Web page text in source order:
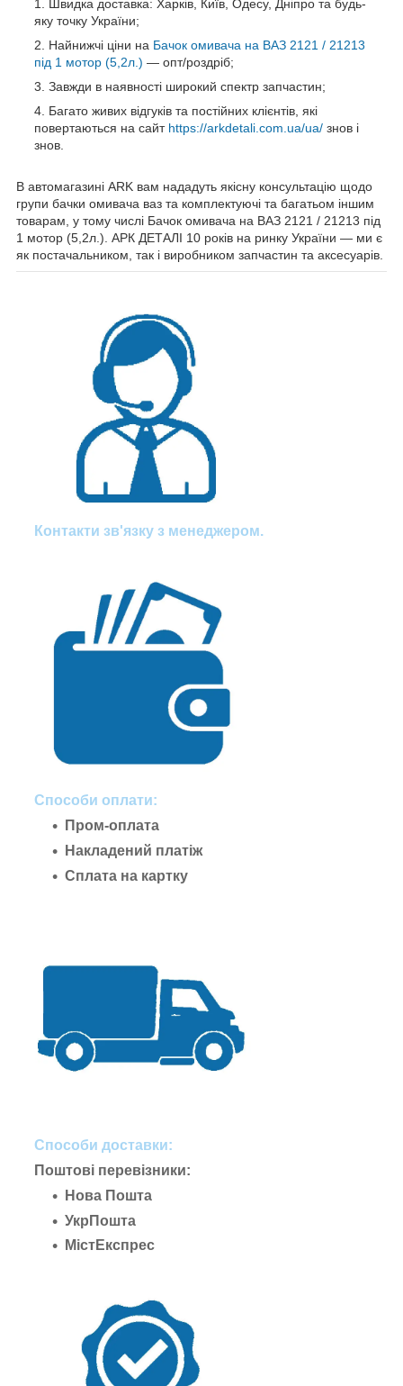
Швидка доставка: Харків, Київ, Одесу, Дніпро та будь-
яку точку України;
Найнижчі ціни на Бачок омивача на ВАЗ 2121 / 21213
під 1 мотор (5,2л.) — опт/роздріб;
Завжди в наявності широкий спектр запчастин;
Багато живих відгуків та постійних клієнтів, які
повертаються на сайт https://arkdetali.com.ua/ua/ знов і
знов.
В автомагазині ARK вам нададуть якісну консультацію щодо
групи бачки омивача ваз та комплектуючі та багатьом іншим
товарам, у тому числі Бачок омивача на ВАЗ 2121 / 21213 під
1 мотор (5,2л.). АРК ДЕТАЛІ 10 років на ринку України — ми є
як постачальником, так і виробником запчастин та аксесуарів.
Контакти зв'язку з менеджером.
Способи оплати:
Пром-оплата
Накладений платіж
Сплата на картку
Способи доставки:
Поштові перевізники:
Нова Пошта
УкрПошта
МістЕкспрес